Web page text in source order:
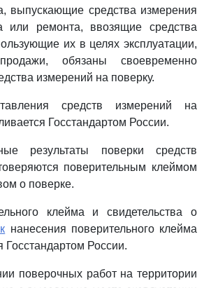
выпускающие средства измерения
или ремонта, ввозящие средства
их в целях эксплуатации,
обязаны своевременно
измерений на поверку.
средств измерений на
Госстандартом России.
результаты поверки средств
поверительным клеймом
о поверке.
клейма и свидетельства о
нанесения поверительного клейма
Госстандартом России.
поверочных работ на территории